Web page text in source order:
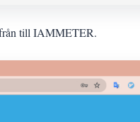
till IAMMETER.